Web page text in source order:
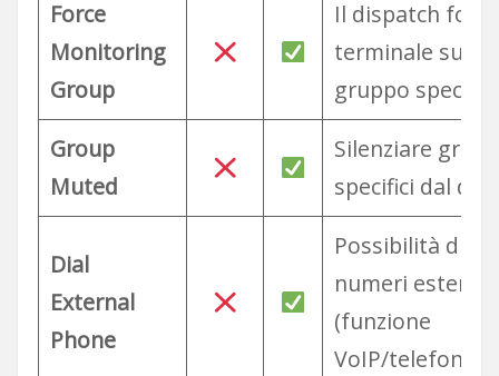
Force
Monitoring
Group
Il dispatch
terminale su un
gruppo
Group
Muted
Silenziare
specifici dal
Dial
External
Phone
Possibilità di
numeri esterni
(funzione
VoIP/telefono)